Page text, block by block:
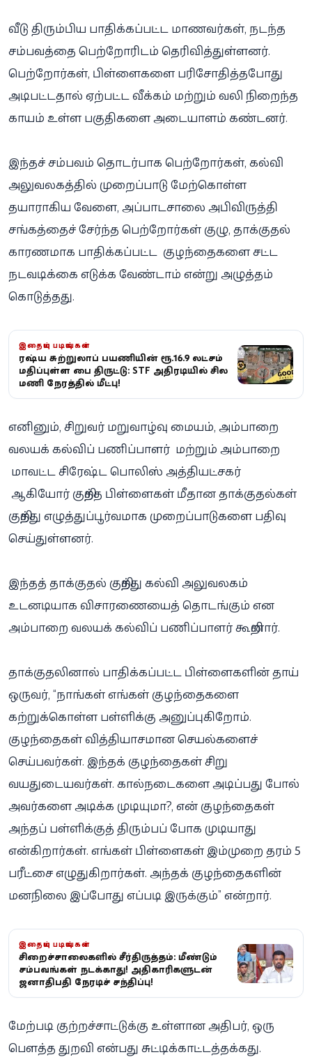
வீடு திரும்பிய பாதிக்கப்பட்ட மாணவர்கள், நடந்த
சம்பவத்தை பெற்றோரிடம் தெரிவித்துள்ளனர்.
பெற்றோர்கள், பிள்ளைகளை பரிசோதித்தபோது
அடிபட்டதால் ஏற்பட்ட வீக்கம் மற்றும் வலி நிறைந்த
காயம் உள்ள பகுதிகளை அடையாளம் கண்டனர்.
இந்தச் சம்பவம் தொடர்பாக பெற்றோர்கள், கல்வி
அலுவலகத்தில் முறைப்பாடு மேற்கொள்ள
தயாராகிய வேளை, ​​அப்பாடசாலை அபிவிருத்தி
சங்கத்தைச் சேர்ந்த பெற்றோர்கள் குழு, தாக்குதல்
காரணமாக பாதிக்கப்பட்ட குழந்தைகளை சட்ட
நடவடிக்கை எடுக்க வேண்டாம் என்று அழுத்தம்
கொடுத்தது.
இதையும் படியுங்கள்
ரஷ்ய சுற்றுலாப் பயணியின் ரூ.16.9 லட்சம்
மதிப்புள்ள பை திருட்டு: STF அதிரடியில் சில
மணி நேரத்தில் மீட்பு!
எனினும், சிறுவர் மறுவாழ்வு மையம், அம்பாறை
வலயக் கல்விப் பணிப்பாளர் மற்றும் அம்பாறை
மாவட்ட சிரேஷ்ட பொலிஸ் அத்தியட்சகர்
ஆகியோர் குறித்த பிள்ளைகள் மீதான தாக்குதல்கள்
குறித்து எழுத்துப்பூர்வமாக முறைப்பாடுகளை பதிவு
செய்துள்ளனர்.
இந்தத் தாக்குதல் குறித்து கல்வி அலுவலகம்
உடனடியாக விசாரணையைத் தொடங்கும் என
அம்பாறை வலயக் கல்விப் பணிப்பாளர் கூறினார்.
தாக்குதலினால் பாதிக்கப்பட்ட பிள்ளைகளின் தாய்
ஒருவர், “நாங்கள் எங்கள் குழந்தைகளை
கற்றுக்கொள்ள பள்ளிக்கு அனுப்புகிறோம்.
குழந்தைகள் வித்தியாசமான செயல்களைச்
செய்பவர்கள். இந்தக் குழந்தைகள் சிறு
வயதுடையவர்கள். கால்நடைகளை அடிப்பது போல்
அவர்களை அடிக்க முடியுமா?, என் குழந்தைகள்
அந்தப் பள்ளிக்குத் திரும்பப் போக முடியாது
என்கிறார்கள். எங்கள் பிள்ளைகள் இம்முறை தரம் 5
பரீட்சை எழுதுகிறார்கள். அந்தக் குழந்தைகளின்
மனநிலை இப்போது எப்படி இருக்கும்” என்றார்.
இதையும் படியுங்கள்
சிறைச்சாலைகளில் சீர்திருத்தம்: மீண்டும்
சம்பவங்கள் நடக்காது! அதிகாரிகளுடன்
ஜனாதிபதி நேரடிச் சந்திப்பு!
மேற்படி குற்றச்சாட்டுக்கு உள்ளான அதிபர், ஒரு
பௌத்த துறவி என்பது சுட்டிக்காட்டத்தக்கது.